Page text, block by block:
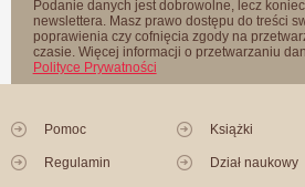
Podanie danych jest dobrowolne, lecz
newslettera. Masz prawo dostępu do treści
poprawienia czy cofnięcia zgody na
czasie. Więcej informacji o przetwarzaniu
Polityce Prywatności
Pomoc
Regulamin
Książki
Dział naukowy